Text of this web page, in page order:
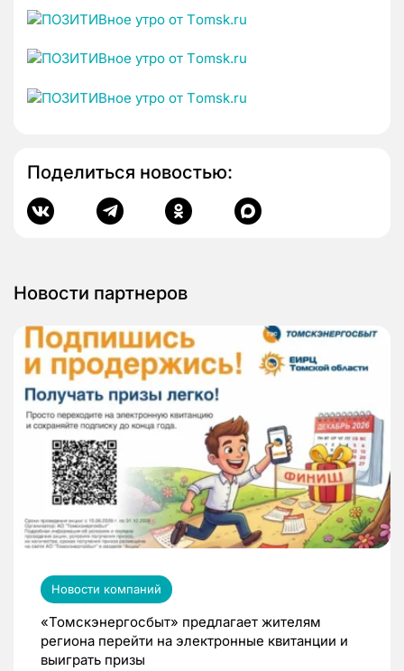
Поделиться новостью:
Новости партнеров
Новости компаний
«Томскэнергосбыт» предлагает жителям
региона перейти на электронные квитанции и
выиграть призы